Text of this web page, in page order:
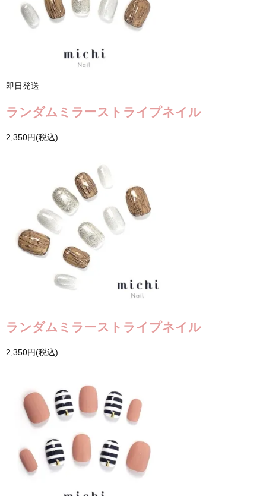
即日発送
ランダムミラーストライプネイル
2,350円(税込)
ランダムミラーストライプネイル
2,350円(税込)